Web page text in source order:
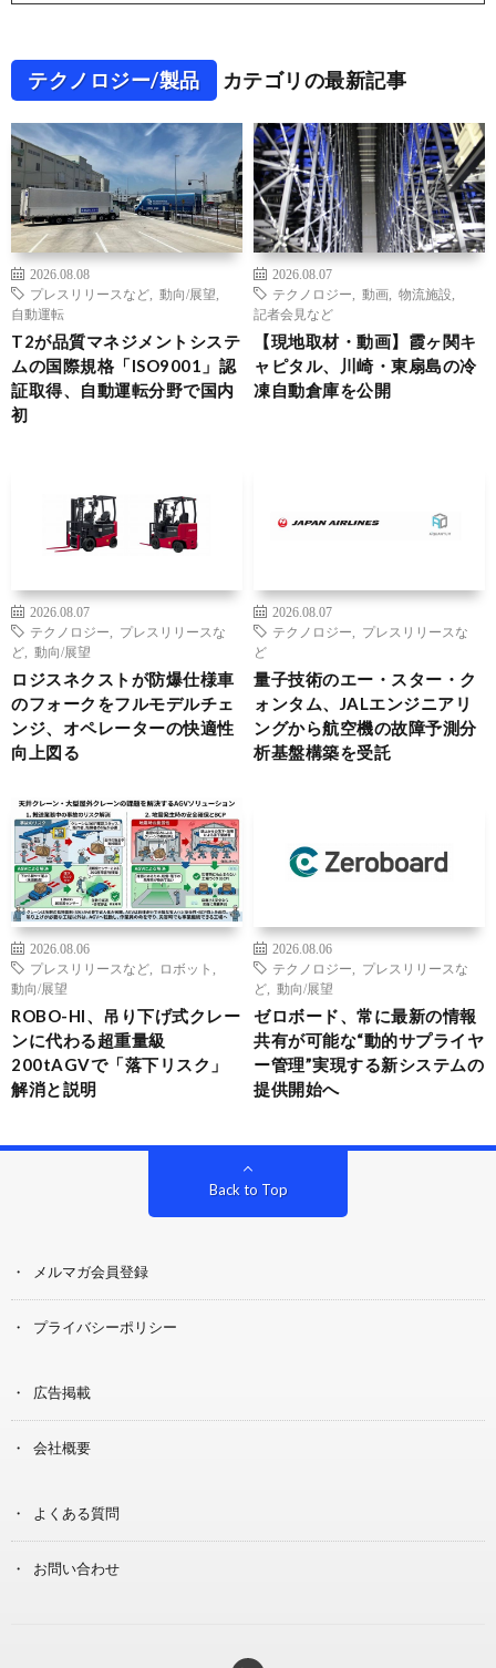
テクノロジー/製品 カテゴリの最新記事
2026.08.08
プレスリリースなど
動向/展望
自動運転
T2が品質マネジメントシステ
ムの国際規格「ISO9001」認
証取得、自動運転分野で国内
初
2026.08.07
テクノロジー
動画 物流施設
記者会見など
【現地取材・動画】霞ヶ関キ
ャピタル、川崎・東扇島の冷
凍自動倉庫を公開
2026.08.07
テクノロジー
プレスリリースな
ど
動向/展望
ロジスネクストが防爆仕様車
のフォークをフルモデルチェ
ンジ、オペレーターの快適性
向上図る
2026.08.07
テクノロジー
プレスリリースな
ど
量子技術のエー・スター・ク
ォンタム、JALエンジニアリ
ングから航空機の故障予測分
析基盤構築を受託
2026.08.06
プレスリリースなど
ロボット
動向/展望
ROBO-HI、吊り下げ式クレー
ンに代わる超重量級
200tAGVで「落下リスク」
解消と説明
2026.08.06
テクノロジー
プレスリリースな
ど
動向/展望
ゼロボード、常に最新の情報
共有が可能な“動的サプライヤ
ー管理”実現する新システムの
提供開始へ
Back to Top
メルマガ会員登録
プライバシーポリシー
広告掲載
会社概要
よくある質問
お問い合わせ